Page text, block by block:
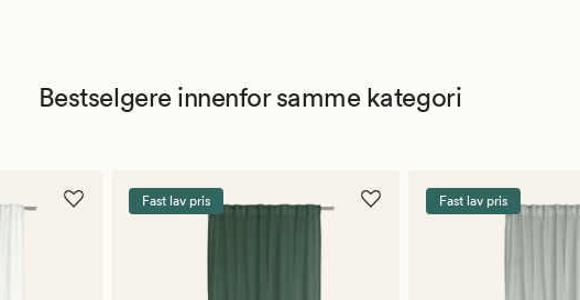
Bestselgere innenfor samme kategori
Fast lav pris Fast lav pris